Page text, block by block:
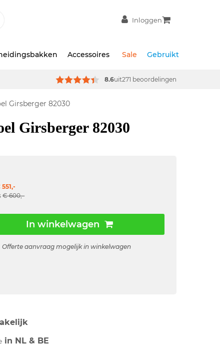
Inloggen
Accessoires Sale Gebruikt
8.6uit271 beoordelingen
Girsberger 82030
Girsberger 82030
€ 600,-
In winkelwagen
Offerte aanvraag mogelijk in winkelwagen
in NL & BE